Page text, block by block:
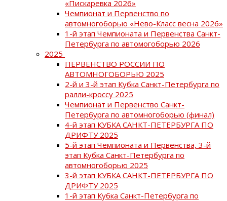
«Пискаревка 2026»
Чемпионат и Первенство по
автомногоборью «Нево-Класс весна 2026»
1-й этап Чемпионата и Первенства Санкт-
Петербурга по автомогоборью 2026
2025
ПЕРВЕНСТВО РОССИИ ПО
АВТОМНОГОБОРЬЮ 2025
2-й и 3-й этап Кубка Санкт-Петербурга по
ралли-кроссу 2025
Чемпионат и Первенство Санкт-
Петербурга по автомногоборью (финал)
4-й этап КУБКА САНКТ-ПЕТЕРБУРГА ПО
ДРИФТУ 2025
5-й этап Чемпионата и Первенства, 3-й
этап Кубка Санкт-Петербурга по
автомногоборью 2025
3-й этап КУБКА САНКТ-ПЕТЕРБУРГА ПО
ДРИФТУ 2025
1-й этап Кубка Санкт-Петербурга по